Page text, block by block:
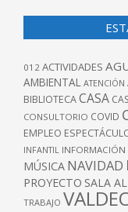
012 ACTIVIDADES
AMBIENTAL ATENCIÓN
BIBLIOTECACASA
CONSULTORIO COVID
EMPLEO
INFANTIL INFORMACIÓN
MÚSICA NAVIDAD
PROYECTO SALA
TRABAJO